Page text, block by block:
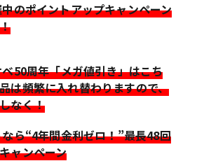
のポイントアップキャンペーン
50周年「メガ値引き」はこち
は頻繁に入れ替わりますので、
なく！
ら“4年間金利ゼロ！”最長48回
ャンペーン